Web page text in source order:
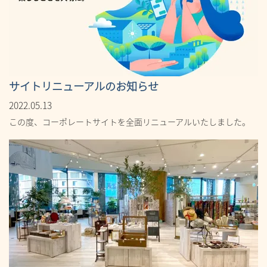
サイトリニューアルのお知らせ
2022.05.13
この度、コーポレートサイトを全面リニューアルいたしました。